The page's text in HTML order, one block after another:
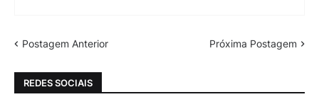
Postagem Anterior Próxima Postagem
REDES SOCIAIS